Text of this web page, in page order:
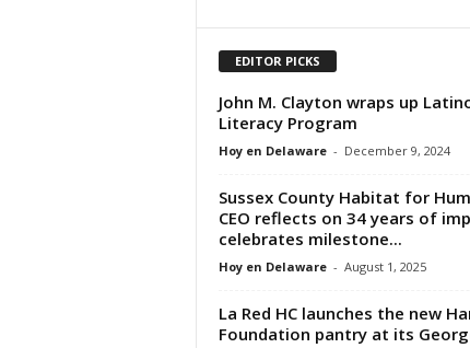
EDITOR PICKS
John M. Clayton wraps up
Literacy Program
Hoy en Delaware - December 9, 2024
Sussex County Habitat for
CEO reflects on 34 years of
celebrates milestone...
Hoy en Delaware - August 1, 2025
La Red HC launches the new
Foundation pantry at its